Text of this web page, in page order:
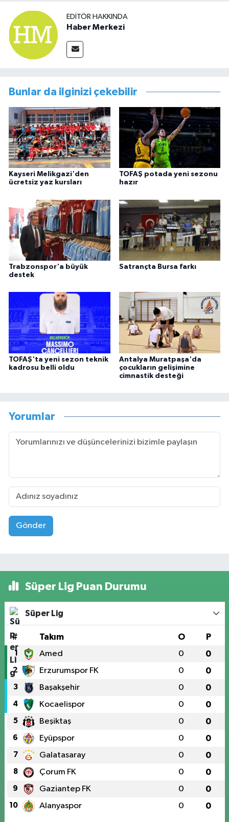
EDITÖR HAKKINDA
Haber Merkezi
Bunlar da ilginizi çekebilir
Kayseri Melikgazi'den
ücretsiz yaz kursları
TOFAŞ potada yeni sezonu
hazır
Trabzonspor'a büyük
destek
Satrançta Bursa farkı
TOFAŞ'ta yeni sezon teknik
kadrosu belli oldu
Antalya Muratpaşa'da
çocukların gelişimine
cimnastik desteği
Yorumlar
Gönder
Süper Lig Puan Durumu
Süper Lig
# Takım O P
1 Amed 0 0
2 Erzurumspor FK 0 0
3 Başakşehir 0 0
4 Kocaelispor 0 0
5 Beşiktaş 0 0
6 Eyüpspor 0 0
7 Galatasaray 0 0
8 Çorum FK 0 0
9 Gaziantep FK 0 0
10 Alanyaspor 0 0